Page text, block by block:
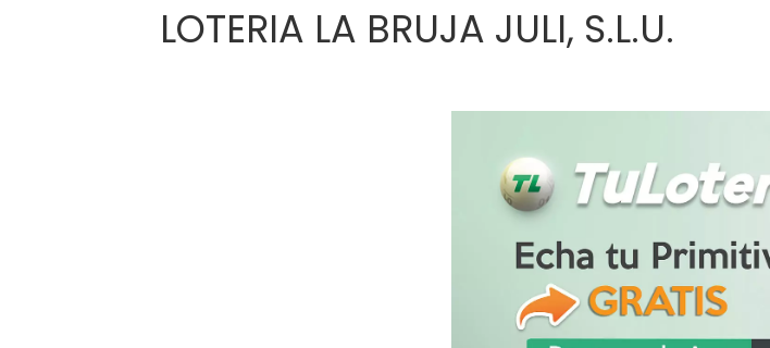
LOTERIA LA BRUJA JULI, S.L.U.